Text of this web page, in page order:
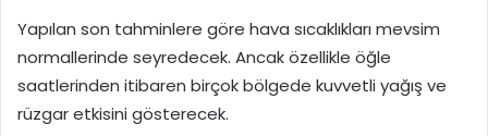
Yapılan son tahminlere göre hava sıcaklıkları mevsim
normallerinde seyredecek. Ancak özellikle öğle
saatlerinden itibaren birçok bölgede kuvvetli yağış ve
rüzgar etkisini gösterecek.